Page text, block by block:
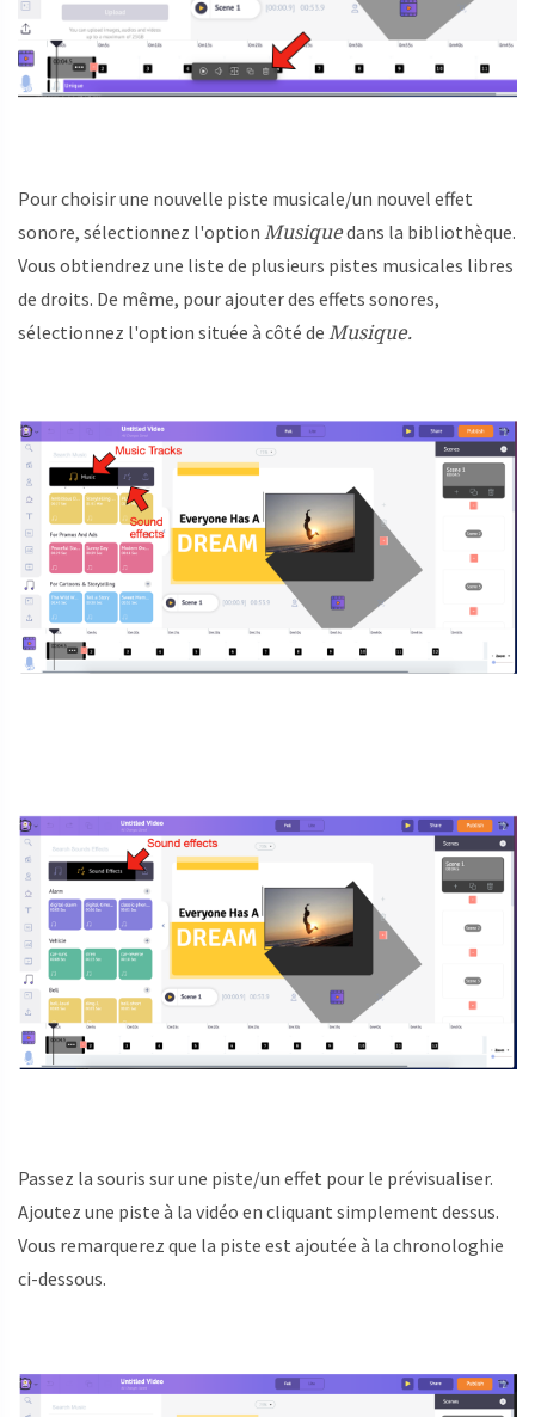
Pour choisir une nouvelle piste musicale/un nouvel effet
sonore, sélectionnez l'option Musiquedans la bibliothèque.
Vous obtiendrez une liste de plusieurs pistes musicales libres
de droits. De même, pour ajouter des effets sonores,
sélectionnez l'option située à côté de Musique.
Passez la souris sur une piste/un effet pour le prévisualiser.
Ajoutez une piste à la vidéo en cliquant simplement dessus.
Vous remarquerez que la piste est ajoutée à la chronologhie
ci-dessous.